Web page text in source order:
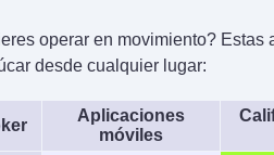
operar en movimiento?
desde cualquier lugar:
Aplicaciones
móviles